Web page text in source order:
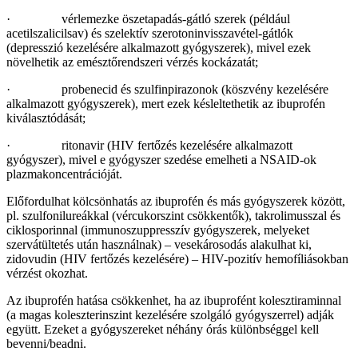
· vérlemezke öszetapadás-gátló szerek (például
acetilszalicilsav) és szelektív szerotoninvisszavétel-gátlók
(depresszió kezelésére alkalmazott gyógyszerek), mivel ezek
növelhetik az emésztőrendszeri vérzés kockázatát;
· probenecid és szulfinpirazonok (köszvény kezelésére
alkalmazott gyógyszerek), mert ezek késleltethetik az ibuprofén
kiválasztódását;
· ritonavir (HIV fertőzés kezelésére alkalmazott
gyógyszer), mivel e gyógyszer szedése emelheti a NSAID-ok
plazmakoncentrációját.
Előfordulhat kölcsönhatás az ibuprofén és más gyógyszerek között,
pl. szulfonilureákkal (vércukorszint csökkentők), takrolimusszal és
ciklosporinnal (immunoszuppresszív gyógyszerek, melyeket
szervátültetés után használnak) – vesekárosodás alakulhat ki,
zidovudin (HIV fertőzés kezelésére) – HIV-pozitív hemofíliásokban
vérzést okozhat.
Az ibuprofén hatása csökkenhet, ha az ibuprofént kolesztiraminnal
(a magas koleszterinszint kezelésére szolgáló gyógyszerrel) adják
együtt. Ezeket a gyógyszereket néhány órás különbséggel kell
bevenni/beadni.